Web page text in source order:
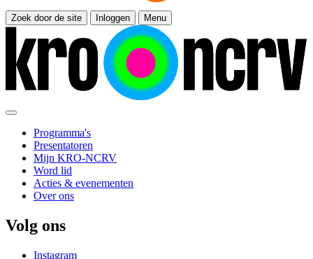
Zoek door de site Inloggen Menu
Programma's
Presentatoren
Mijn KRO-NCRV
Word lid
Acties & evenementen
Over ons
Volg ons
Instagram